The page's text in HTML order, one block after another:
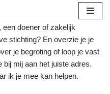
een doener of zakelijk
stichting? En overzie je je
je begroting of loop je vast
bij mij aan het juiste adres.
ik je mee kan helpen.